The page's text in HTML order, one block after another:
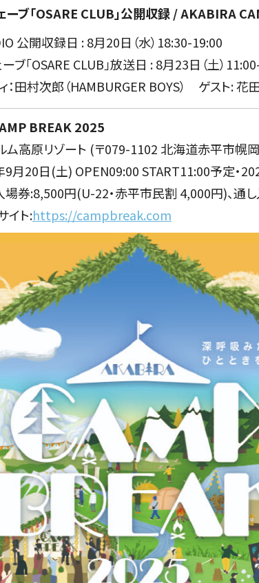
ーブ「OSARE CLUB」公開収録 / AKABIRA
公開収録日 : 8月20日（水）18:30-19:00
ブ「OSARE CLUB」放送日 : 8月23日（土）
：田村次郎（HAMBURGER BOYS） ゲスト: 花
BREAK 2025
ム高原リゾート (〒079-1102 北海道赤平市幌
9月20日(土) OPEN09:00 START11:00予定・
場券:8,500円(U-22・赤平市民割 4,000円)、
イト:https://campbreak.com